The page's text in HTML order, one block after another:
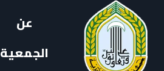
عن
الجمعية